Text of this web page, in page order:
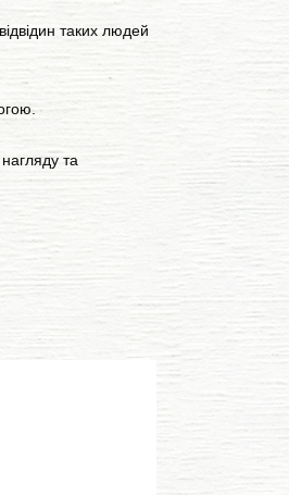
таких людей
та